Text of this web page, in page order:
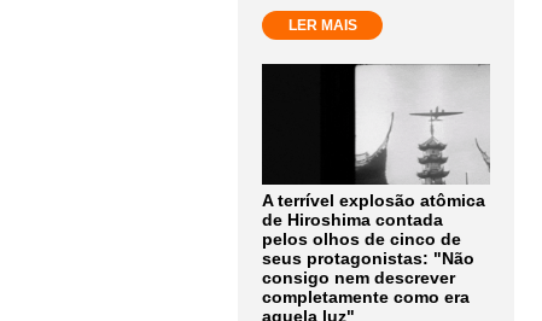
LER MAIS
A terrível explosão atômica
de Hiroshima contada
pelos olhos de cinco de
seus protagonistas: "Não
consigo nem descrever
completamente como era
aquela luz"